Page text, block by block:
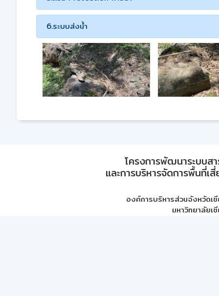
6.ระบบส่งน้ำ
โครงการพัฒนาระบบส
และการบริหารจัดการพื้นที่เ
องค์การบริหารส่วนจังหวัดเ
มหาวิทยาลัยเ